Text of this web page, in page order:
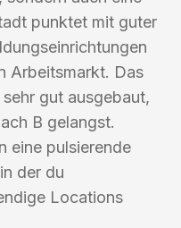
punktet mit guter
Arbeitsmarkt. Das
gut ausgebaut,
B gelangst.
eine pulsierende
der du
Locations